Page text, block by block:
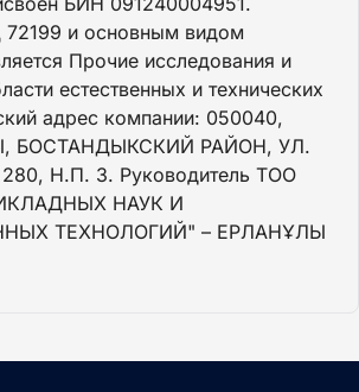
и основным видом
Прочие исследования и
естественных и технических
адрес компании: 050040,
БОСТАНДЫКСКИЙ РАЙОН, УЛ.
Н.П. 3. Руководитель ТОО
НАУК И
ТЕХНОЛОГИЙ" – ЕРЛАНҰЛЫ